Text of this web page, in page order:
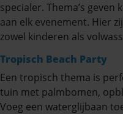
specialer. Thema’s
aan elk evenement. Hier
zowel kinderen als
Tropisch Beach Party
Een tropisch thema is
tuin met palmbomen,
Voeg een waterglijbaan